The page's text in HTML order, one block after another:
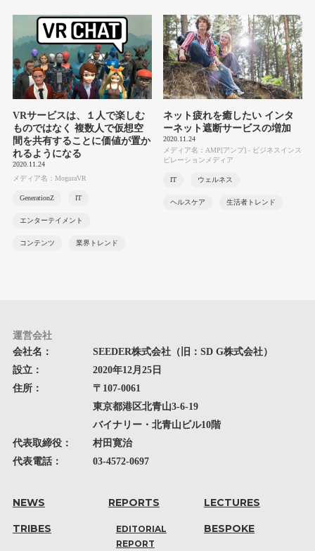
VRサービスは、１人で楽しむ
ものではなく 複数人で仮想空
間を共有することに価値が置か
れるようになる
2020.11.24
メディア名：MoguraVR
GenerationZ IT
エンターテイメント
コンテンツ 業界トレンド
ネット疲れを癒したい インタ
ーネット遮断サービスの増加
2020.11.24
メディア名：AMP[アンプ] - ビジネスインス
ピレーションメディア
IT ウェルネス
ヘルスケア 生活者トレンド
運営会社
会社名：
SEEDER株式会社（旧：SD G株式会社）
設立：
2020年12月25日
住所：
〒107-0061
東京都港区北青山3-6-19
バイナリー・北青山ビル10階
代表取締役：
村田寛治
代表電話：
03-4572-0697
NEWS
TRIBES
REPORTS
EDITORIAL
REPORT
LECTURES
BESPOKE